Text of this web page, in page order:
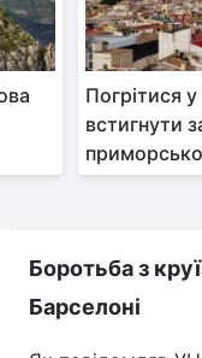
Погрітися
встигнути
Боротьба з
Барселоні